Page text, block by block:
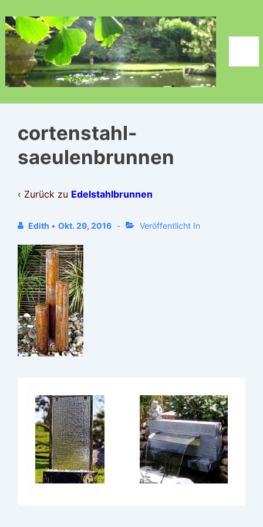
Zum
Inhalt
cortenstahl-
saeulenbrunnen
‹ Zurück zu Edelstahlbrunnen
Edith • Okt. 29, 2016 Veröffentlicht In